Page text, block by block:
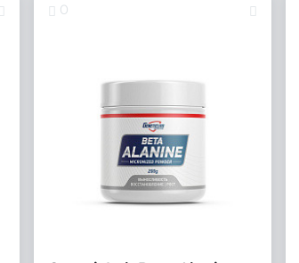
0